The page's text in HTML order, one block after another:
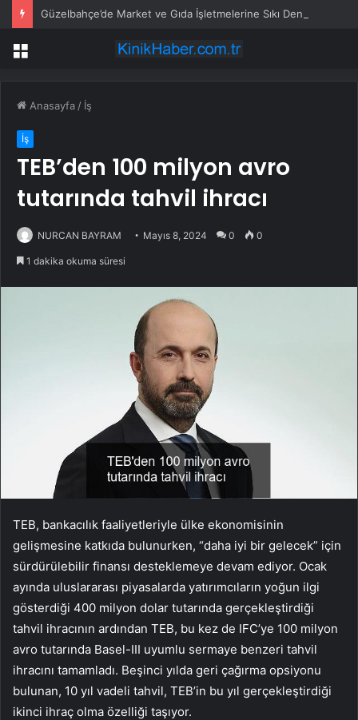
Güzelbahçe’de Market ve Gıda İşletmelerine Sıkı Denetim
Menü
Anasayfa / İş
İş
TEB’den 100 milyon avro
tutarında tahvil ihracı
NURCAN BAYRAM Mayıs 8, 2024 0 0
1 dakika okuma süresi
TEB, bankacılık faaliyetleriyle ülke ekonomisinin
gelişmesine katkıda bulunurken, “daha iyi bir gelecek” için
sürdürülebilir finansı desteklemeye devam ediyor. Ocak
ayında uluslararası piyasalarda yatırımcıların yoğun ilgi
gösterdiği 400 milyon dolar tutarında gerçekleştirdiği
tahvil ihracının ardından TEB, bu kez de IFC’ye 100 milyon
avro tutarında Basel-III uyumlu sermaye benzeri tahvil
ihracını tamamladı. Beşinci yılda geri çağırma opsiyonu
bulunan, 10 yıl vadeli tahvil, TEB’in bu yıl gerçekleştirdiği
ikinci ihraç olma özelliği taşıyor.